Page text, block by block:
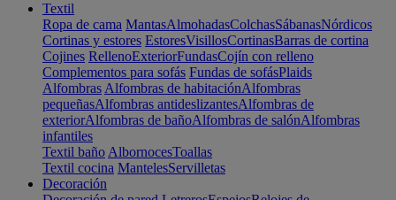
Textil
Ropa de cama MantasAlmohadasColchasSábanasNórdicos
Cortinas y estores EstoresVisillosCortinasBarras de cortina
Cojines RellenoExteriorFundasCojín con relleno
Complementos para sofás Fundas de sofásPlaids
Alfombras Alfombras de habitaciónAlfombras
pequeñasAlfombras antideslizantesAlfombras de
exteriorAlfombras de bañoAlfombras de salónAlfombras
infantiles
Textil baño AlbornocesToallas
Textil cocina MantelesServilletas
Decoración